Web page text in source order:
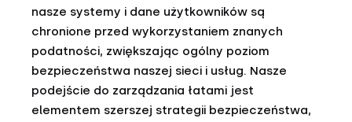
nasze systemy i dane użytkowników są
chronione przed wykorzystaniem znanych
podatności, zwiększając ogólny poziom
bezpieczeństwa naszej sieci i usług. Nasze
podejście do zarządzania łatami jest
elementem szerszej strategii bezpieczeństwa,